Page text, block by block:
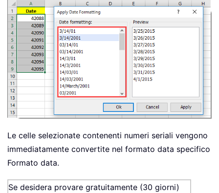
Le celle selezionate contenenti numeri seriali vengono
immediatamente convertite nel formato data specifico
Formato data.
Se desidera provare gratuitamente (30 giorni)